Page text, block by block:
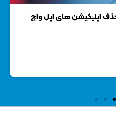
های اپل واچ